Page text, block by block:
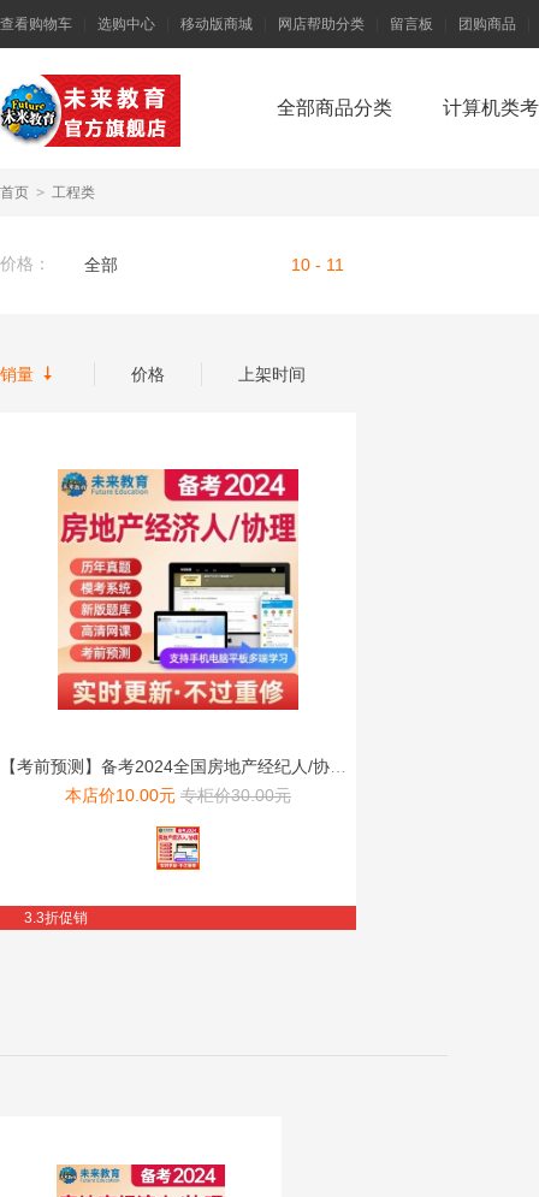
查看购物车 选购中心 移动版商城 网店帮助分类 留言板 团购商品
全部商品分类 计算机类
首页 > 工程类
价格： 全部 10 - 11
销量  价格 上架时间
本店价10.00元 专柜价30.00元
3.3折促销